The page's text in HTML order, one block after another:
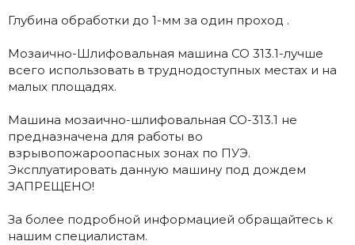
Глубина обработки до 1-мм за один проход .
Мозаично-Шлифовальная машина СО 313.1-лучше
всего использовать в труднодоступных местах и на
малых площадях.
Машина мозаично-шлифовальная СО-313.1 не
предназначена для работы во
взрывопожароопасных зонах по ПУЭ.
Эксплуатировать данную машину под дождем
ЗАПРЕЩЕНО!
За более подробной информацией обращайтесь к
нашим специалистам.